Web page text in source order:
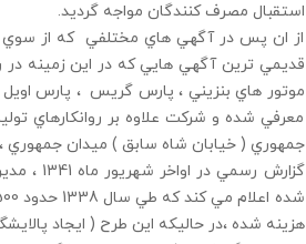
استقبال مصرف كنندگان مواجه گرديد.
از ان پس در آگهي هاي مختلفي كه از
موتور هاي بنزيني ، پارس گريس ، پارس
معرفي شده و شركت علاوه بر روانكارهاي
جمهوري ( خيابان شاه سابق ) ميدان جمهوري ، شماره 778 قرار داشت و تلفن هاي تهران 5
هزينه شده ،‌در حاليكه اين طرح ( ايجاد پالايشگاه نفت پارس ) با